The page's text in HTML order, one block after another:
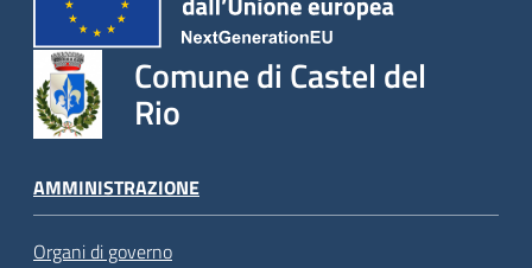
Comune di Castel del
Rio
AMMINISTRAZIONE
Organi di governo